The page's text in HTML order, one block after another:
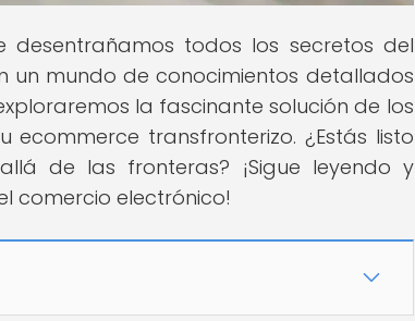
desentrañamos todos los secretos del
un mundo de conocimientos detallados
la fascinante solución de los
transfronterizo. ¿Estás listo
de las fronteras? ¡Sigue leyendo y
comercio electrónico!